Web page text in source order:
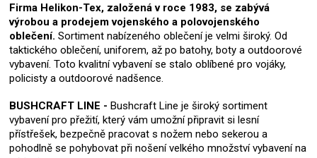
Firma Helikon-Tex, založená v roce 1983, se zabývá
výrobou a prodejem vojenského a polovojenského
oblečení. Sortiment nabízeného oblečení je velmi široký. Od
taktického oblečení, uniforem, až po batohy, boty a outdoorové
vybavení. Toto kvalitní vybavení se stalo oblíbené pro vojáky,
policisty a outdoorové nadšence.
BUSHCRAFT LINE - Bushcraft Line je široký sortiment
vybavení pro přežití, který vám umožní připravit si lesní
přístřešek, bezpečně pracovat s nožem nebo sekerou a
pohodlně se pohybovat při nošení velkého množství vybavení na